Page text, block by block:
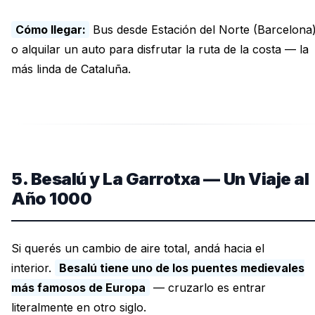
Cómo llegar: Bus desde Estación del Norte
o alquilar un auto para disfrutar la ruta de la costa — la
más linda de Cataluña.
5. Besalú y La Garrotxa — Un Viaje al
Año 1000
Si querés un cambio de aire total, andá hacia el
interior.
Besalú tiene uno de los puentes medievales
más famosos de Europa — cruzarlo es entrar
literalmente en otro siglo.